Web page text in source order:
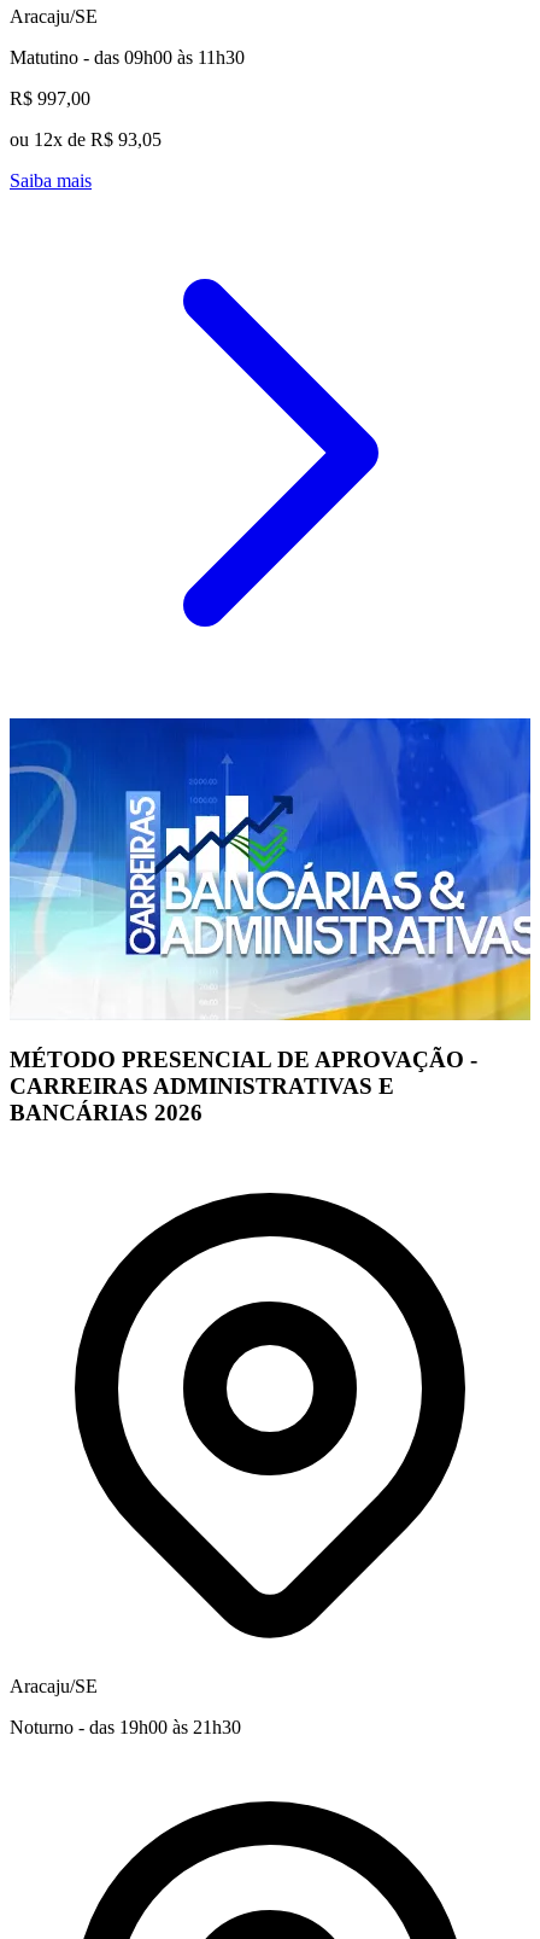
Aracaju/SE
Matutino - das 09h00 às 11h30
R$ 997,00
ou 12x de R$ 93,05
Saiba mais
MÉTODO PRESENCIAL DE APROVAÇÃO -
CARREIRAS ADMINISTRATIVAS E
BANCÁRIAS 2026
Aracaju/SE
Noturno - das 19h00 às 21h30